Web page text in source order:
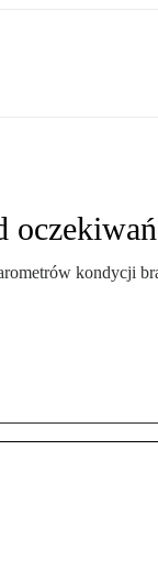
oczekiwań
kondycji